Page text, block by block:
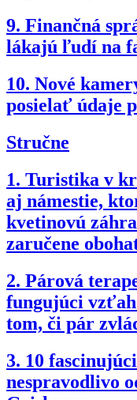
9. Finančná
lákajú ľudí na
10. Nové
posielať údaje
Stručne
1. Turistika v
aj námestie,
kvetinovú
zaručene
2. Párová
fungujúci vzťah
tom, či pár
3. 10
nespravodlivo